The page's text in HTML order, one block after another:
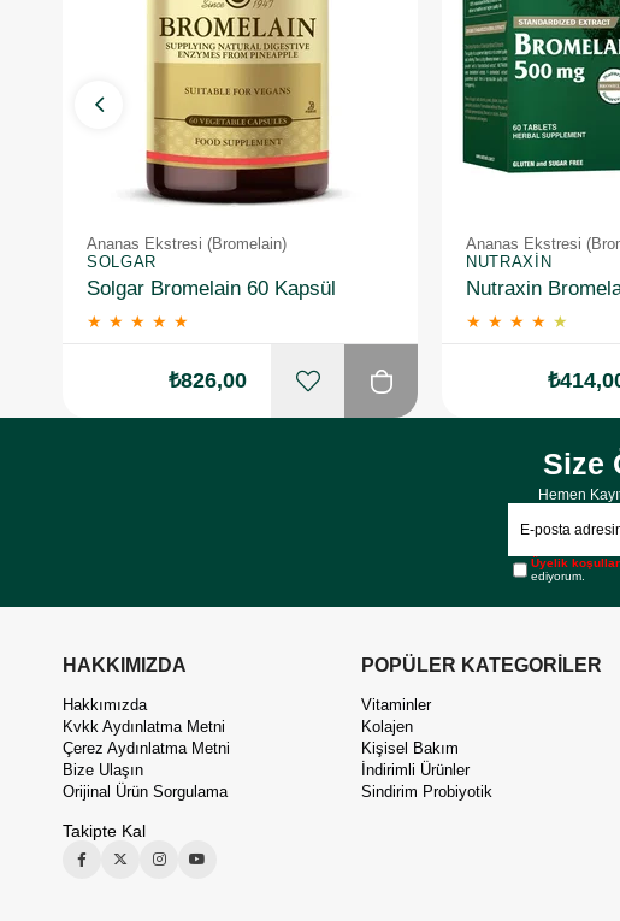
Ananas Ekstresi (Bromelain)
SOLGAR
Solgar Bromelain 60 Kapsül
★ ★ ★ ★ ★
₺826,00
Ananas Ekstresi
NUTRAXIN
★ ★ ★ ★ ★
Size
Hemen
Üyelik
ediyorum.
HAKKIMIZDA
Hakkımızda
Kvkk Aydınlatma Metni
Çerez Aydınlatma Metni
Bize Ulaşın
Orijinal Ürün Sorgulama
Takipte Kal
POPÜLER KATEGORİLER
Vitaminler
Kolajen
Kişisel Bakım
İndirimli Ürünler
Sindirim Probiyotik